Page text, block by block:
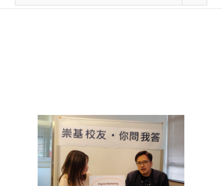
View
Larger
Image